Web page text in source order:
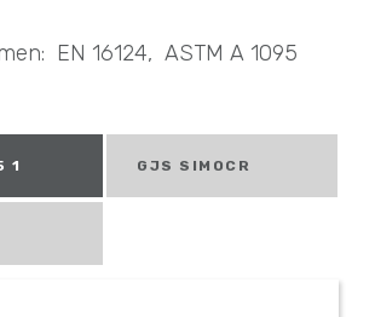
EN 16124, ASTM A 1095
1 GJS SIMOCR